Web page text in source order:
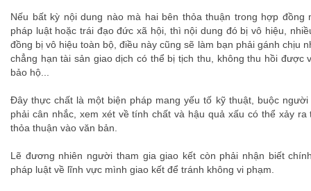
Nếu bất kỳ nội dung nào mà hai bên thỏa thuận trong hợp đồng
pháp luật hoặc trái đạo đức xã hội, thì nội dung đó bị vô hiệu,
đồng bị vô hiệu toàn bộ, điều này cũng sẽ làm bạn phải gánh chịu
chẳng hạn tài sản giao dịch có thể bị tịch thu, không thu hồi được
bảo hộ...
Đây thực chất là một biện pháp mang yếu tố kỹ thuật, buộc
phải cân nhắc, xem xét về tính chất và hậu quả xấu có thể xảy
thỏa thuận vào văn bản.
Lẽ đương nhiên người tham gia giao kết còn phải nhận biết
pháp luật về lĩnh vực mình giao kết để tránh không vi phạm.